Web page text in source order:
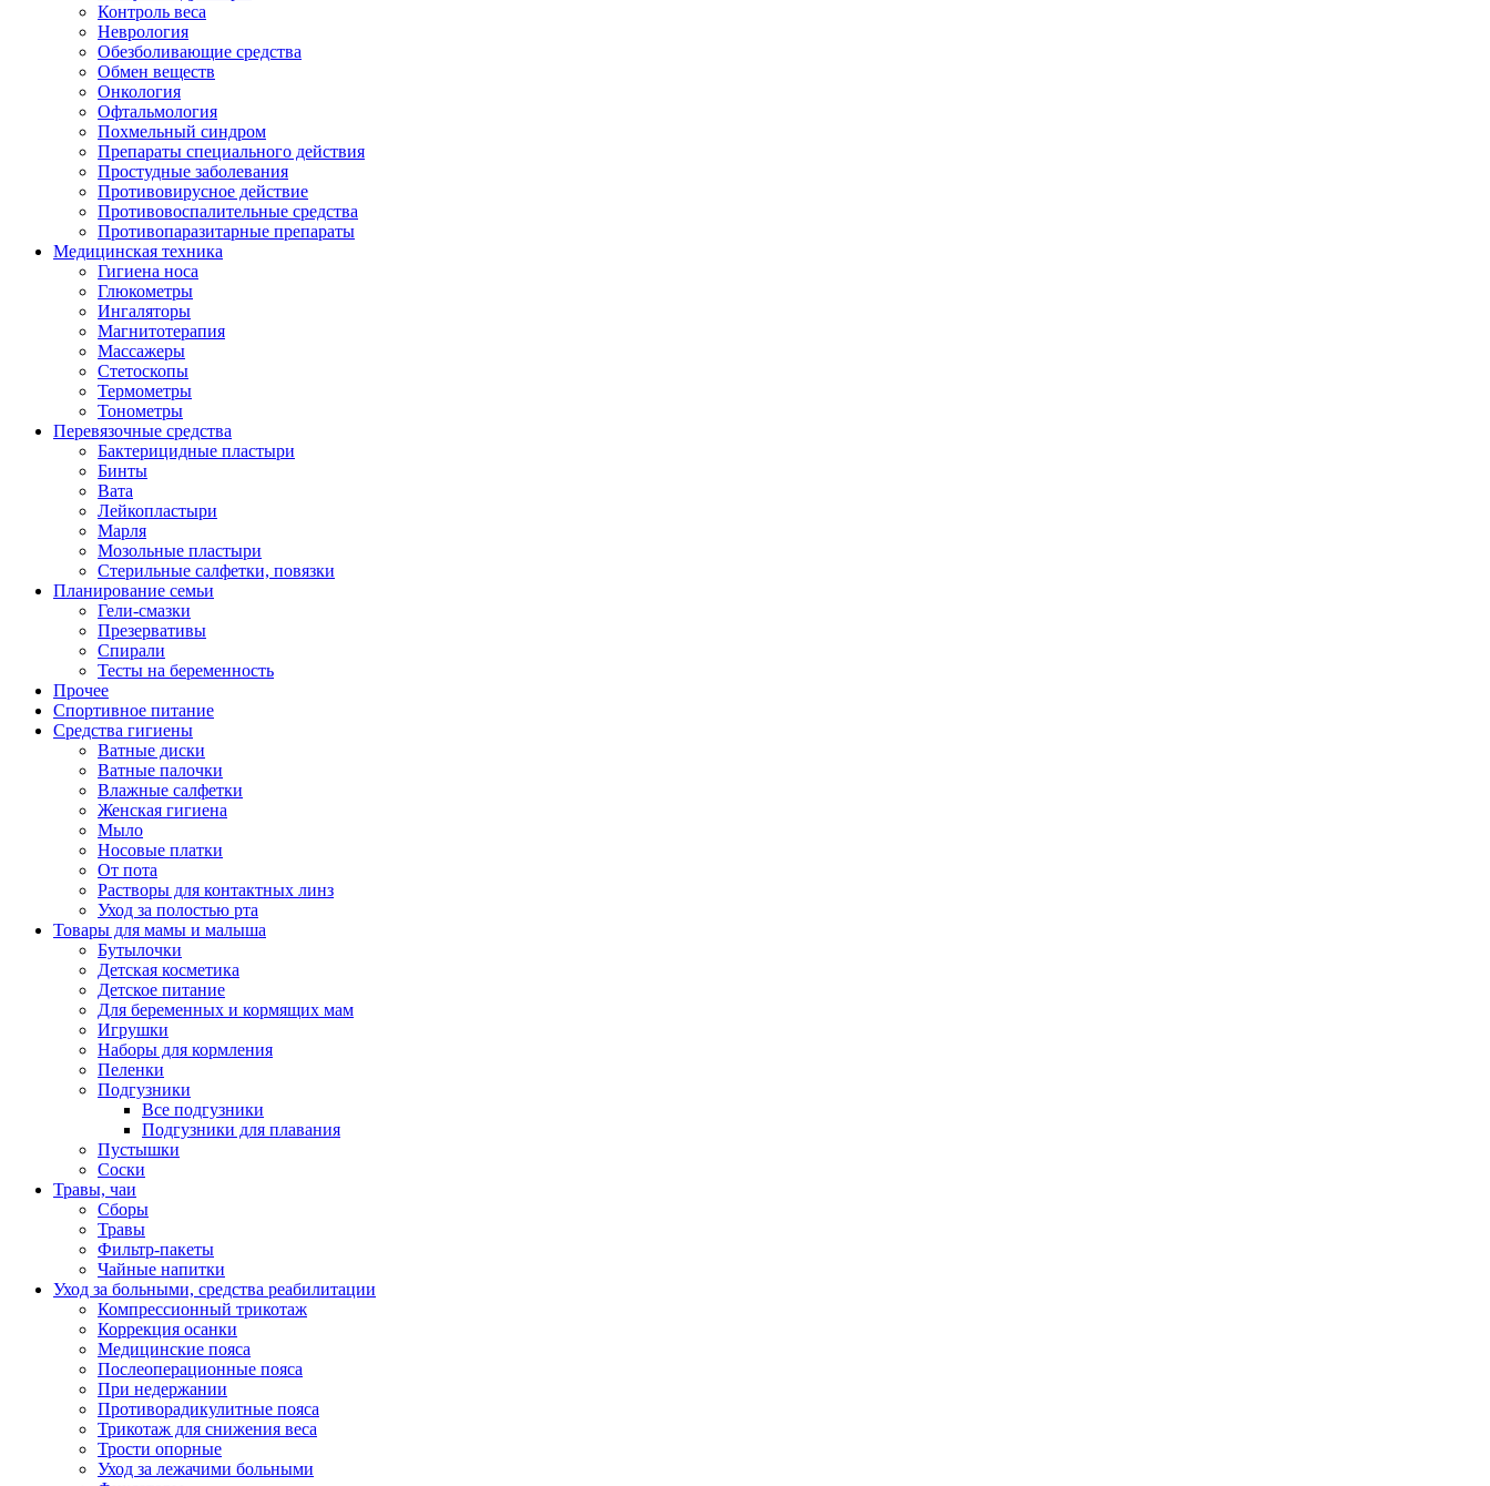
Контроль веса
Неврология
Обезболивающие средства
Обмен веществ
Онкология
Офтальмология
Похмельный синдром
Препараты специального действия
Простудные заболевания
Противовирусное действие
Противовоспалительные средства
Противопаразитарные препараты
Медицинская техника
Гигиена носа
Глюкометры
Ингаляторы
Магнитотерапия
Массажеры
Стетоскопы
Термометры
Тонометры
Перевязочные средства
Бактерицидные пластыри
Бинты
Вата
Лейкопластыри
Марля
Мозольные пластыри
Стерильные салфетки, повязки
Планирование семьи
Гели-смазки
Презервативы
Спирали
Тесты на беременность
Прочее
Спортивное питание
Средства гигиены
Ватные диски
Ватные палочки
Влажные салфетки
Женская гигиена
Мыло
Носовые платки
От пота
Растворы для контактных линз
Уход за полостью рта
Товары для мамы и малыша
Бутылочки
Детская косметика
Детское питание
Для беременных и кормящих мам
Игрушки
Наборы для кормления
Пеленки
Подгузники
Все подгузники
Подгузники для плавания
Пустышки
Соски
Травы, чаи
Сборы
Травы
Фильтр-пакеты
Чайные напитки
Уход за больными, средства реабилитации
Компрессионный трикотаж
Коррекция осанки
Медицинские пояса
Послеоперационные пояса
При недержании
Противорадикулитные пояса
Трикотаж для снижения веса
Трости опорные
Уход за лежачими больными